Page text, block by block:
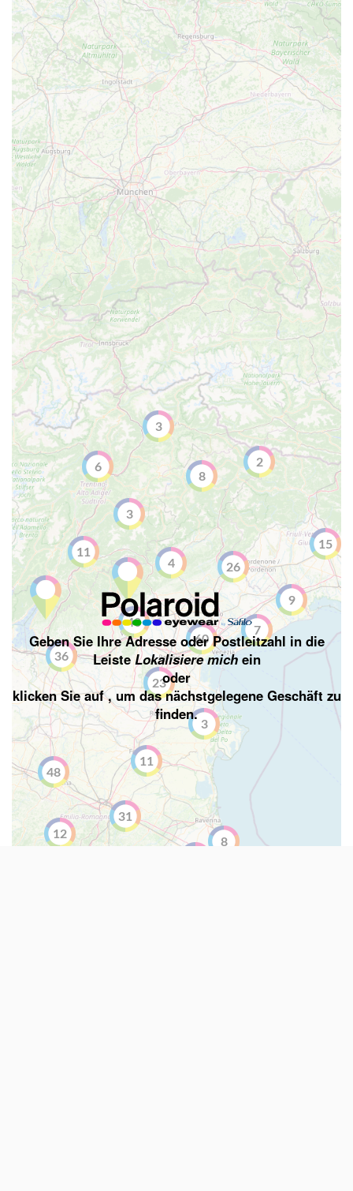
Geben Sie Ihre Adresse oder Postleitzahl in die
LeisteLokalisiere michein
oder
klicken Sie auf, um das nächstgelegene Geschäft zu
finden.
60
48
11
8
6
31
40
9
3
36
8
12
26
23
11
15
7
3
4
3
2